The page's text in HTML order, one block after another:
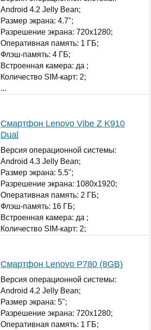
Android 4.2 Jelly Bean;
Размер экрана: 4.7";
Разрешение экрана: 720x1280;
Оперативная память: 1 ГБ;
Флэш-память: 4 ГБ;
Встроенная камера: да ;
Количество SIM-карт: 2;
...
Смартфон Lenovo Vibe Z K910
Dual
Версия операционной системы:
Android 4.3 Jelly Bean;
Размер экрана: 5.5";
Разрешение экрана: 1080x1920;
Оперативная память: 2 ГБ;
Флэш-память: 16 ГБ;
Встроенная камера: да ;
Количество SIM-карт: 2;
Смартфон Lenovo P780 (8GB)
Версия операционной системы:
Android 4.2 Jelly Bean;
Размер экрана: 5";
Разрешение экрана: 720x1280;
Оперативная память: 1 ГБ;